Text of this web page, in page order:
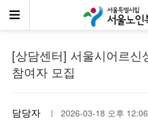
공지사
[상담센터] 서울시어르신
참여자 모집
담당자 ㅣ 2026-03-18 오후